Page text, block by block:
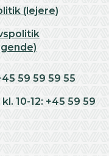
(lejere)
59 59 59 55
10-12: +45 59 59